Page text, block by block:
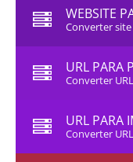
WEBSITE
Converter site
URL PARA
Converter
URL PARA
Converter